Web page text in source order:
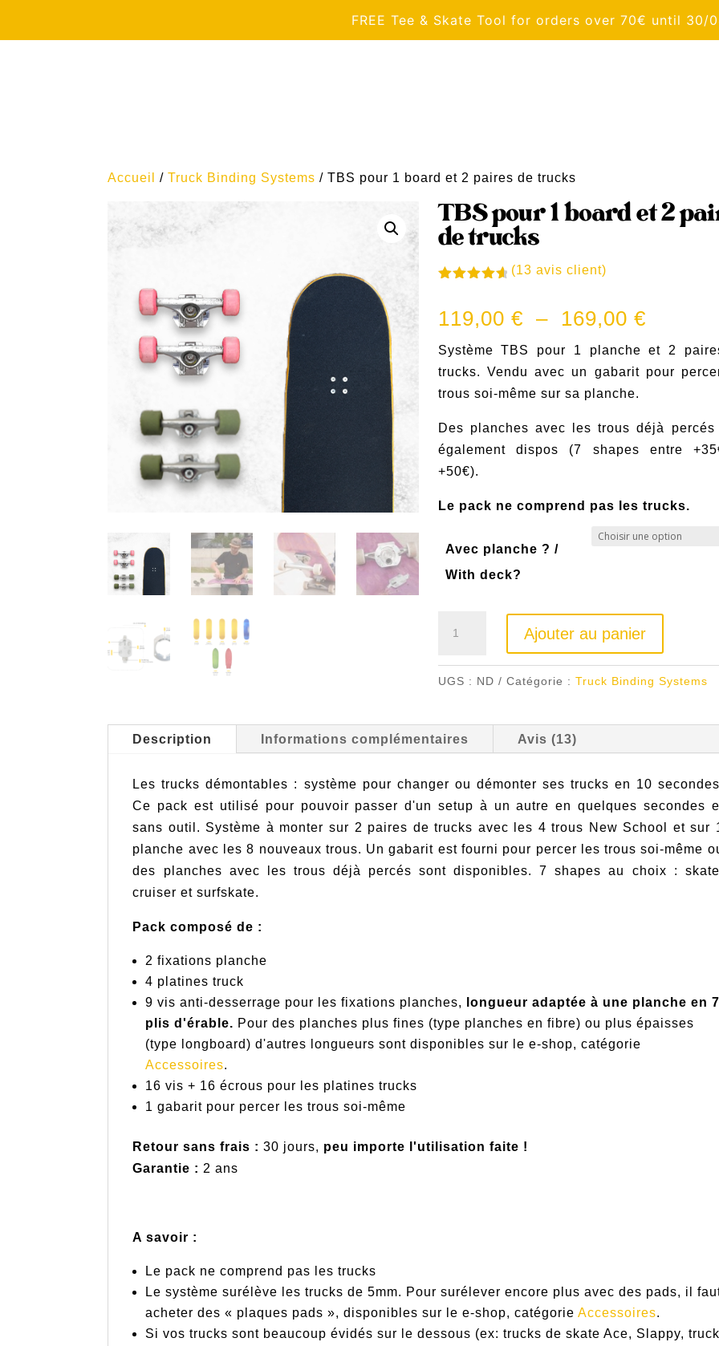
FREE Tee & Skate Tool for orders over 70€ until 30/
Accueil /Truck Binding Systems / TBS pour 1 board et 2 paires de trucks
TBS pour 1 board et 2
de trucks
basé
sur
notations
client
(13 avis client)
119,00 € – 169,00 €Plage
de
prix :
119,00 €
169,00
Système TBS pour 1 planche et 2
trucks. Vendu avec un gabarit pour
trous soi-même sur sa planche.
Des planches avec les trous déjà percés
également dispos (7 shapes entre
+50€).
Le pack ne comprend pas les trucks.
Avec planche ? /
With deck?
TBS
pour
board
et
Ajouter au panier
UGS : ND Catégorie : Truck Binding Systems
Description Informations complémentaires Avis (13)
Les trucks démontables : système pour changer ou démonter ses trucks en 10
Ce pack est utilisé pour pouvoir passer d'un setup à un autre en quelques secondes
sans outil. Système à monter sur 2 paires de trucks avec les 4 trous New School et sur
planche avec les 8 nouveaux trous. Un gabarit est fourni pour percer les trous soi-même
des planches avec les trous déjà percés sont disponibles. 7 shapes au choix :
cruiser et surfskate.
Pack composé de :
2 fixations planche
4 platines truck
9 vis anti-desserrage pour les fixations planches,
longueur adaptée à une planche en 7
plis d'érable. Pour des planches plus fines (type planches en fibre) ou plus épaisses
(type longboard) d'autres longueurs sont disponibles sur le e-shop, catégorie
Accessoires.
16 vis + 16 écrous pour les platines trucks
1 gabarit pour percer les trous soi-même
Retour sans frais :30 jours, peu importe l'utilisation faite !
Garantie : 2 ans
A savoir :
Le pack ne comprend pas les trucks
Le système surélève les trucks de 5mm. Pour surélever encore plus avec des pads, il
acheter des « plaques pads », disponibles sur le e-shop, catégorieAccessoires.
Si vos trucks sont beaucoup évidés sur le dessous (ex: trucks de skate Ace, Slappy, truck